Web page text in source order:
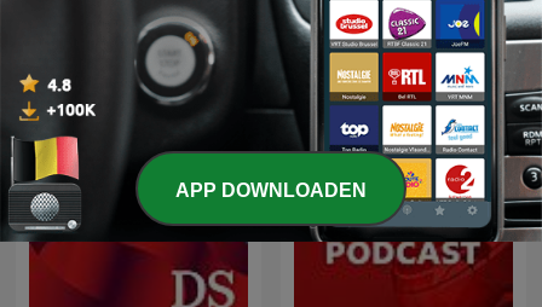
L’heure du crime : les
archives de Jacques
Pradel
CRIMES • Histoires Vraies
APP DOWNLOADEN